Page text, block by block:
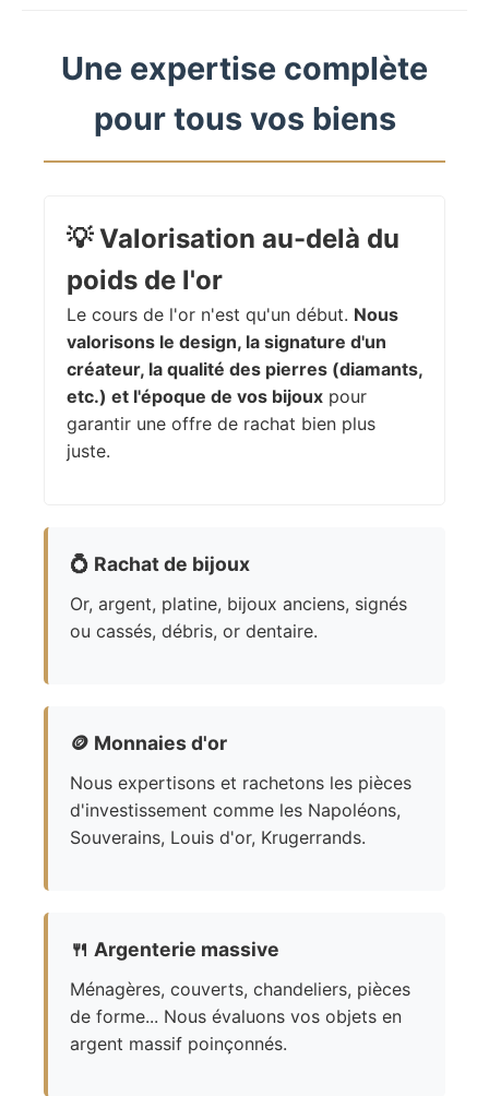
Une expertise complète
pour tous vos biens
💡Valorisation au-delà du
poids de l'or
Le cours de l'or n'est qu'un début. Nous
valorisons le design, la signature d'un
créateur, la qualité des pierres (diamants,
etc.) et l'époque de vos bijoux pour
garantir une offre de rachat bien plus
juste.
💍 Rachat de bijoux
Or, argent, platine, bijoux anciens, signés
ou cassés, débris, or dentaire.
🪙 Monnaies d'or
Nous expertisons et rachetons les pièces
d'investissement comme les Napoléons,
Souverains, Louis d'or, Krugerrands.
🍴 Argenterie massive
Ménagères, couverts, chandeliers, pièces
de forme... Nous évaluons vos objets en
argent massif poinçonnés.